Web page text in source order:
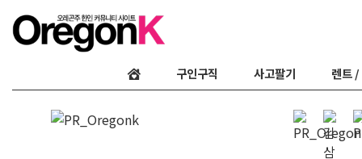
구인구직 사고팔기 렌트